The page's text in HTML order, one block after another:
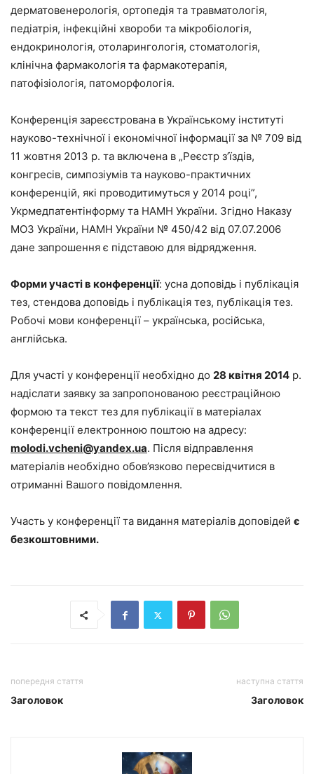
дерматовенерологія, ортопедія та травматологія,
педіатрія, інфекційні хвороби та мікробіологія,
ендокринологія, отоларингологія, стоматологія,
клінічна фармакологія та фармакотерапія,
патофізіологія, патоморфологія.
Конференція зареєстрована в Українському інституті
науково-технічної і економічної інформації за № 709 від
11 жовтня 2013 р. та включена в „Реєстр з’їздів,
конгресів, симпозіумів та науково-практичних
конференцій, які проводитимуться у 2014 році”,
Укрмедпатентінформу та НАМН України. Згідно Наказу
МОЗ України, НАМН України № 450/42 від 07.07.2006
дане запрошення є підставою для відрядження.
Форми участі в конференції: усна доповідь і публікація
тез, стендова доповідь і публікація тез, публікація тез.
Робочі мови конференції – українська, російська,
англійська.
Для участі у конференції необхідно до 28 квітня 2014 р.
надіслати заявку за запропонованою реєстраційною
формою та текст тез для публікації в матеріалах
конференції електронною поштою на адресу:
molodi.vcheni@yandex.ua. Після відправлення
матеріалів необхідно обов’язково пересвідчитися в
отриманні Вашого повідомлення.
Участь у конференції та видання матеріалів доповідей є
безкоштовними.
попередня стаття
Заголовок
наступна стаття
Заголовок